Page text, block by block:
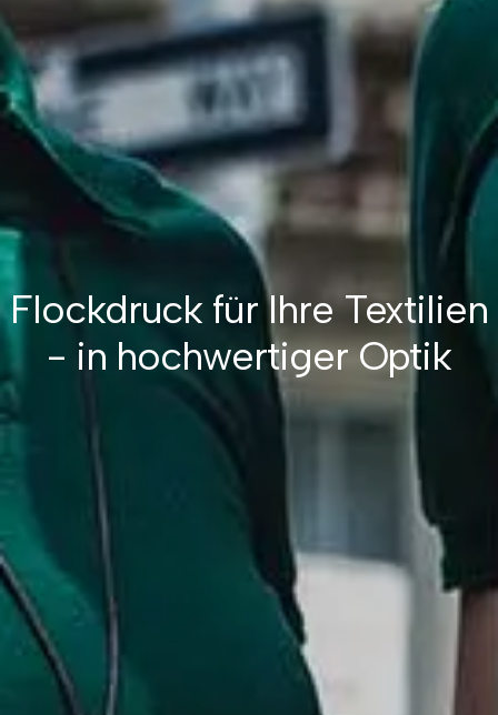
Flockdruck für Ihre Textilien
- in hochwertiger Optik